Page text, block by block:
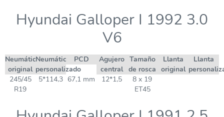
Hyundai Galloper I 1992 3.0
V6
Neumático
original
Neumático
personalizado
PCD
Agujero
central
Tamaño
de rosca
Llanta
original
Llanta
245/45
R19
5*114,3 67,1 mm 12*1,5
8 x 19
ET45